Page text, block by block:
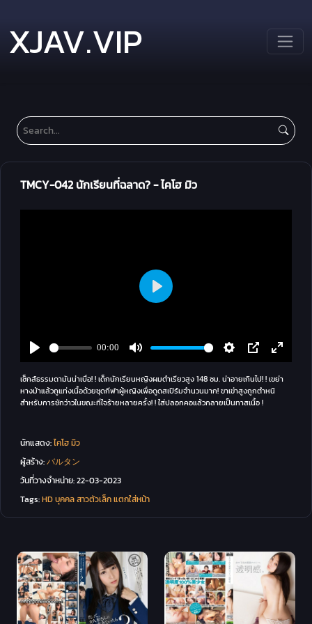
XJAV.VIP
TMCY-042 นักเรียนที่ฉลาด? - ไคโฮ มิว
เซ็กส์ธรรมดามันน่าเบื่อ! ! เด็กนักเรียนหญิงผมดำเรียวสูง 148 ซม. น่าอายเกินไป! ! เขย่า
หางม้าแล้วถูแท่งเนื้อด้วยชุดกีฬาผู้หญิงเพื่อดูดสเปิร์มจำนวนมาก! ขาเข่าสูงถูกตำหนิ
สำหรับการชักว่าวในขณะที่ใจร้ายหลายครั้ง! ! ใส่ปลอกคอแล้วกลายเป็นทาสเนื้อ !
นักแสดง:ไคโฮ มิว
ผู้สร้าง:バルタン
วันที่วางจำหน่าย:22-03-2023
Tags:HDบุคคลสาวตัวเล็กแตกใส่หน้า